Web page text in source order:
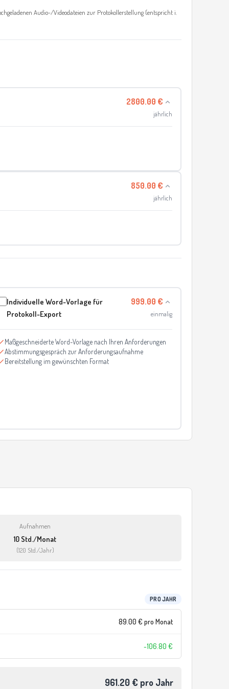
Audio-/Videodateien zur Protokollerstellung (entspricht i.
2800.00 €
jährlich
850.00 €
jährlich
Individuelle Word-Vorlage für
Protokoll-Export
999.00 €
einmalig
Maßgeschneiderte Word-Vorlage nach Ihren Anforderungen
Abstimmungsgespräch zur Anforderungsaufnahme
Bereitstellung im gewünschten Format
Aufnahmen
10 Std./Monat
(120 Std./Jahr)
PRO JAHR
89.00 € pro Monat
-106.80 €
961.20 € pro Jahr